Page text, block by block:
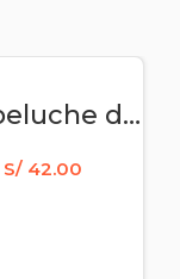
Osito de peluche deportivo – Cristal
S/42.00